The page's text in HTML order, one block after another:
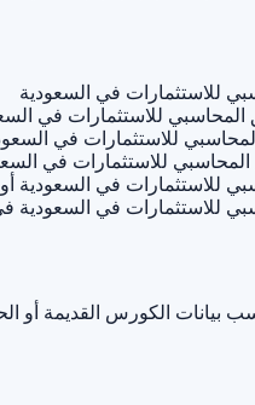
للاستثمارات في السعودية
المحاسبي للاستثمارات في
للاستثمارات في
المحاسبي للاستثمارات في
للاستثمارات في السعودية
للاستثمارات في السعودية
بيانات الكورس القديمة أو